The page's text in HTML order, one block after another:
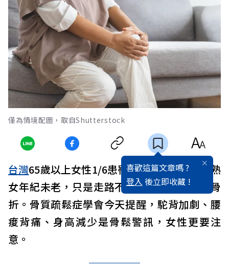
僅為情境配圖，取自Shutterstock
喜歡這篇文章嗎 ?
登入 後立即收藏 !
台灣65歲以上女性1/6患罹患骨質疏鬆，有的熟
女年紀未老，只是走路不穩以手扶牆就手腕骨
折。骨質疏鬆症學會今天提醒，駝背加劇、腰
痠背痛、身高減少是骨鬆警訊，女性更要注
意。